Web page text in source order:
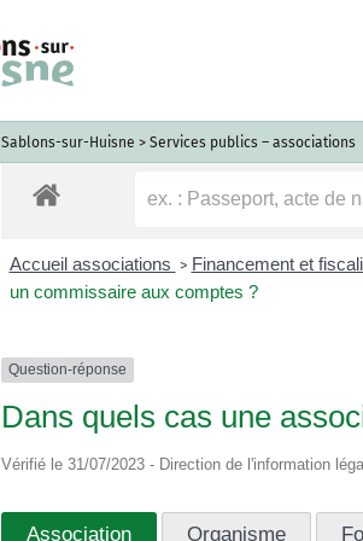
Sablons-sur-Huisne > Services publics – associations
Accueil associations > Financement et
un commissaire aux comptes ?
Question-réponse
Dans quels cas une
Vérifié le 31/07/2023 - Direction de l'information
Association Organisme